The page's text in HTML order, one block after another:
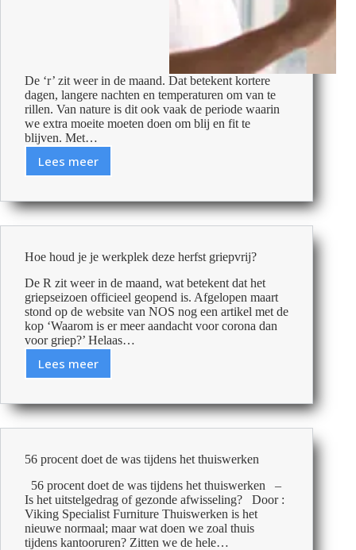
De ‘r’ zit weer in de maand. Dat betekent kortere
dagen, langere nachten en temperaturen om van te
rillen. Van nature is dit ook vaak de periode waarin
we extra moeite moeten doen om blij en fit te
blijven. Met…
Lees meer
Goed
het
najaar
in
Hoe houd je je werkplek deze herfst griepvrij?
De R zit weer in de maand, wat betekent dat het
griepseizoen officieel geopend is. Afgelopen maart
stond op de website van NOS nog een artikel met de
kop ‘Waarom is er meer aandacht voor corona dan
voor griep?’ Helaas…
Lees meer
Hoe
je
je
werkplek
herfst
griepvrij?
56 procent doet de was tijdens het thuiswerken
56 procent doet de was tijdens het thuiswerken –
Is het uitstelgedrag of gezonde afwisseling? Door :
Viking Specialist Furniture Thuiswerken is het
nieuwe normaal; maar wat doen we zoal thuis
tijdens kantooruren? Zitten we de hele…